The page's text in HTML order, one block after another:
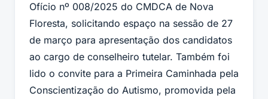
Ofício nº 008/2025 do CMDCA de Nova
Floresta, solicitando espaço na sessão de 27
de março para apresentação dos candidatos
ao cargo de conselheiro tutelar. Também foi
lido o convite para a Primeira Caminhada pela
Conscientização do Autismo, promovida pela